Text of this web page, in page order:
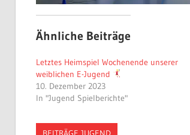
Ähnliche Beiträge
Letztes Heimspiel Wochenende unserer
weiblichen E-Jugend
10. Dezember 2023
In "Jugend Spielberichte"